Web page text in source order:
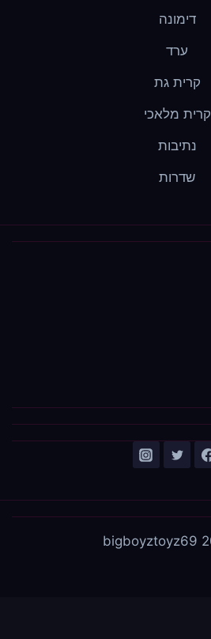
דימונה
ערד
קרית גת
קרית מלאכי
נתיבות
שדרות